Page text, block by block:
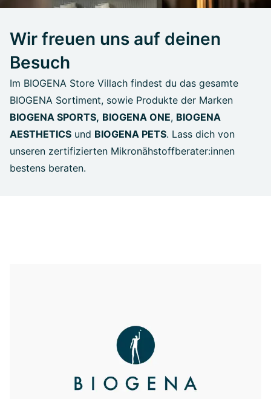
Wir freuen uns auf deinen
Besuch
Im BIOGENA Store Villach findest du das gesamte
BIOGENA Sortiment, sowie Produkte der Marken
BIOGENA SPORTS, BIOGENA ONE, BIOGENA
AESTHETICS und BIOGENA PETS. Lass dich von
unseren zertifizierten Mikronähstoffberater:innen
bestens beraten.